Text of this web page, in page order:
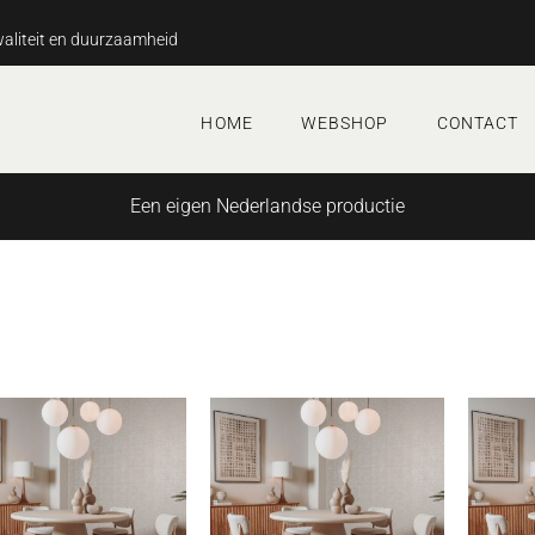
en duurzaamheid
HOME WEBSHOP CONTACT
Een eigen Nederlandse productie